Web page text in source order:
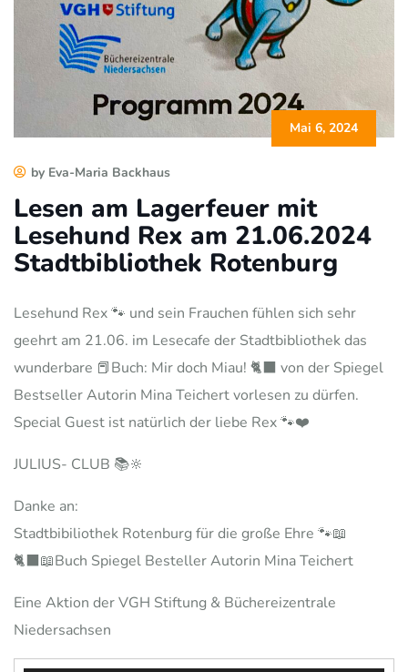
Mai 6, 2024
by Eva-Maria Backhaus
Lesen am Lagerfeuer mit
Lesehund Rex am 21.06.2024
Stadtbibliothek Rotenburg
Lesehund Rex 🐾 und sein Frauchen fühlen sich sehr
geehrt am 21.06. im Lesecafe der Stadtbibliothek das
wunderbare 📕Buch: Mir doch Miau! 🐈‍⬛ von der Spiegel
Bestseller Autorin Mina Teichert vorlesen zu dürfen.
Special Guest ist natürlich der liebe Rex 🐾❤️
JULIUS- CLUB 📚🔆
Danke an:
Stadtbibiliothek Rotenburg für die große Ehre 🐾📖
🐈‍⬛📖Buch Spiegel Besteller Autorin Mina Teichert
Eine Aktion der VGH Stiftung & Büchereizentrale
Niedersachsen